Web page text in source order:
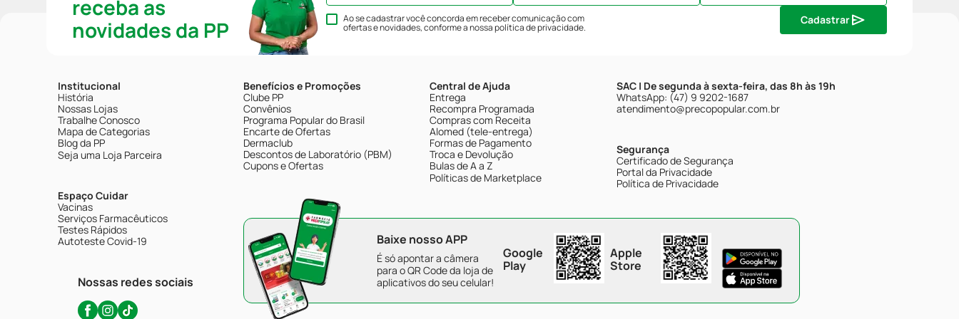
receba as
novidades da PP
Ao se cadastrar você concorda em receber comunicação com
ofertas e novidades, conforme a nossapolítica de privacidade.
Cadastrar
Institucional
História
Nossas Lojas
Trabalhe Conosco
Mapa de Categorias
Blog da PP
Seja uma Loja Parceira
Espaço Cuidar
Vacinas
Serviços Farmacêuticos
Testes Rápidos
Autoteste Covid-19
Nossas redes sociais
Benefícios e Promoções
Clube PP
Convênios
Programa Popular do Brasil
Encarte de Ofertas
Dermaclub
Descontos de Laboratório (PBM)
Cupons e Ofertas
Central de Ajuda
Entrega
Recompra Programada
Compras com Receita
Alomed (tele-entrega)
Formas de Pagamento
Troca e Devolução
Bulas de A a Z
Políticas de Marketplace
SAC | De segunda à sexta-feira, das 8h às 19h
WhatsApp: (47) 9 9202-1687
atendimento@precopopular.com.br
Segurança
Certificado de Segurança
Portal da Privacidade
Política de Privacidade
Baixe nosso APP
É só apontar a câmera
para o QR Code da loja de
aplicativos do seu celular!
Google
Play
Apple
Store